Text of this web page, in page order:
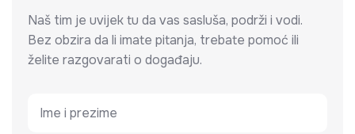
Naš tim je uvijek tu da vas sasluša, podrži i vodi.
Bez obzira da li imate pitanja, trebate pomoć ili
želite razgovarati o događaju.